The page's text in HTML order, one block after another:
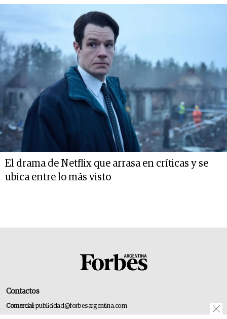
El drama de Netflix que arrasa en críticas y se
ubica entre lo más visto
Contactos
Comercial:publicidad@forbesargentina.com